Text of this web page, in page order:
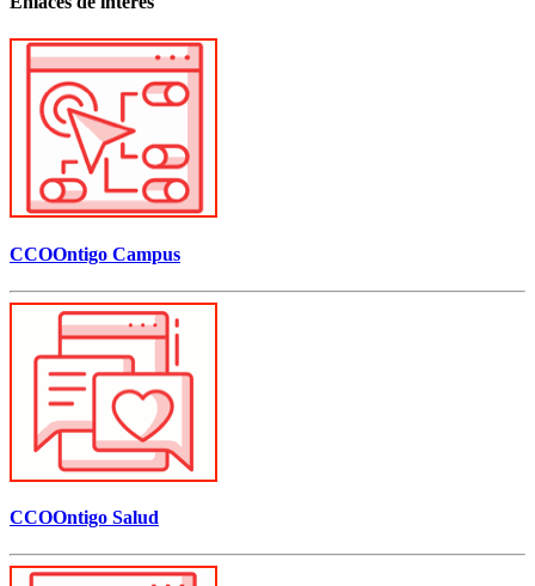
CCOOntigo Campus
CCOOntigo Salud